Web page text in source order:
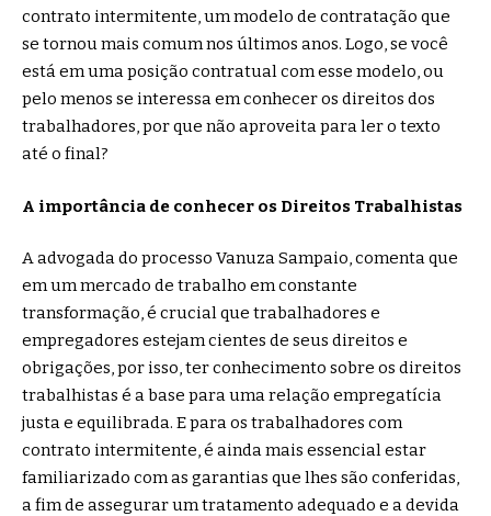
contrato intermitente, um modelo de contratação que
se tornou mais comum nos últimos anos. Logo, se você
está em uma posição contratual com esse modelo, ou
pelo menos se interessa em conhecer os direitos dos
trabalhadores, por que não aproveita para ler o texto
até o final?
A importância de conhecer os Direitos Trabalhistas
A advogada do processo Vanuza Sampaio, comenta que
em um mercado de trabalho em constante
transformação, é crucial que trabalhadores e
empregadores estejam cientes de seus direitos e
obrigações, por isso, ter conhecimento sobre os direitos
trabalhistas é a base para uma relação empregatícia
justa e equilibrada. E para os trabalhadores com
contrato intermitente, é ainda mais essencial estar
familiarizado com as garantias que lhes são conferidas,
a fim de assegurar um tratamento adequado e a devida